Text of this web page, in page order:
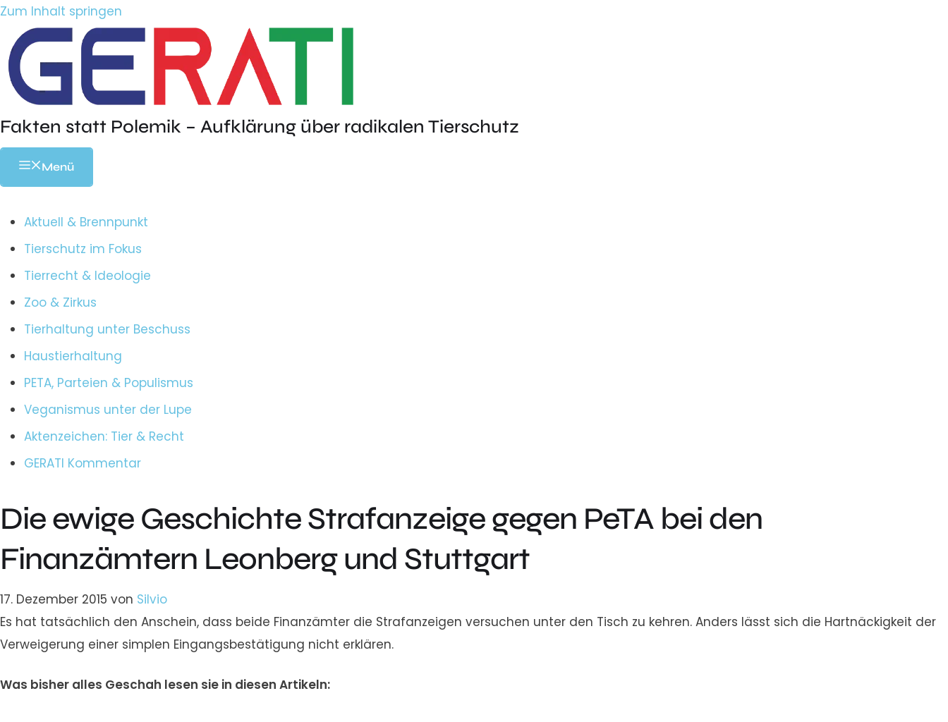
Zum Inhalt springen
Fakten statt Polemik – Aufklärung über radikalen Tierschutz
Menü
Aktuell & Brennpunkt
Tierschutz im Fokus
Tierrecht & Ideologie
Zoo & Zirkus
Tierhaltung unter Beschuss
Haustierhaltung
PETA, Parteien & Populismus
Veganismus unter der Lupe
Aktenzeichen: Tier & Recht
GERATI Kommentar
Die ewige Geschichte Strafanzeige gegen PeTA bei den
Finanzämtern Leonberg und Stuttgart
17. Dezember 2015 von Silvio
Es hat tatsächlich den Anschein, dass beide Finanzämter die Strafanzeigen versuchen unter den Tisch zu kehren. Anders lässt sich die Hartnäckigkeit der
Verweigerung einer simplen Eingangsbestätigung nicht erklären.
Was bisher alles Geschah lesen sie in diesen Artikeln: